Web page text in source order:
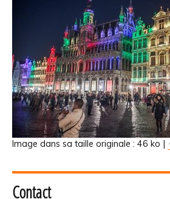
Image dans sa taille originale : 46 ko |
Contact